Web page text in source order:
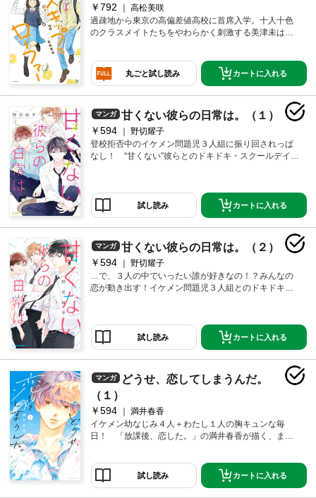
￥792
高松美咲
過疎地から東京の高偏差値高校に首席入学。十人十色
のクラスメイトたちをやわらかく刺激する美津未は、
丸ごと試し読み カートに入れる
マンガ 甘くない彼らの日常は。（１）
￥594
野切耀子
登校拒否中のイケメン問題児３人組に振り回されっぱ
なし！ “甘くない”彼らとのドキドキ・スクールデイズ
試し読み カートに入れる
マンガ 甘くない彼らの日常は。（２）
￥594
野切耀子
…で、３人の中でいったい誰が好きなの！？みんなの
恋が動き出す！イケメン問題児３人組とのドキドキ・
家入雪之丞、そして五嶋千尋の問題児3人組のお世話係
をすることになってしまう。最初は緑のことをうっと
うしく思っていた３人だったけど、緑の頑張る姿を見
るうちに、学校にも来てくれるようになる。そんなな
か、自分のことを助けてくれる礼を意識しはじめる緑
だったけど…！！？
試し読み カートに入れる
マンガ
どうせ、恋してしまうんだ。
（１）
￥594
満井春香
イケメン幼なじみ４人＋わたし１人の胸キュンな毎
日！ 「放課後、恋した。」の満井春香が描く、まぶ
試し読み カートに入れる